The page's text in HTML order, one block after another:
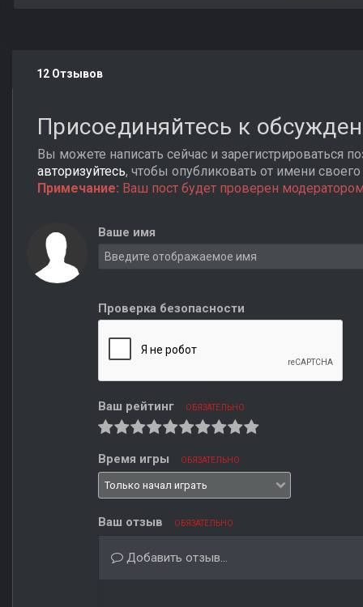
12 Отзывов
Присоединяйтесь к
Вы можете написать сейчас и зарегистрироваться
авторизуйтесь, чтобы опубликовать от имени своего
Примечание: Ваш пост будет проверен
Ваше имя
Проверка безопасности
Ваш рейтинг ОБЯЗАТЕЛЬНО
Время игры ОБЯЗАТЕЛЬНО
Ваш отзыв ОБЯЗАТЕЛЬНО
Добавить отзыв...